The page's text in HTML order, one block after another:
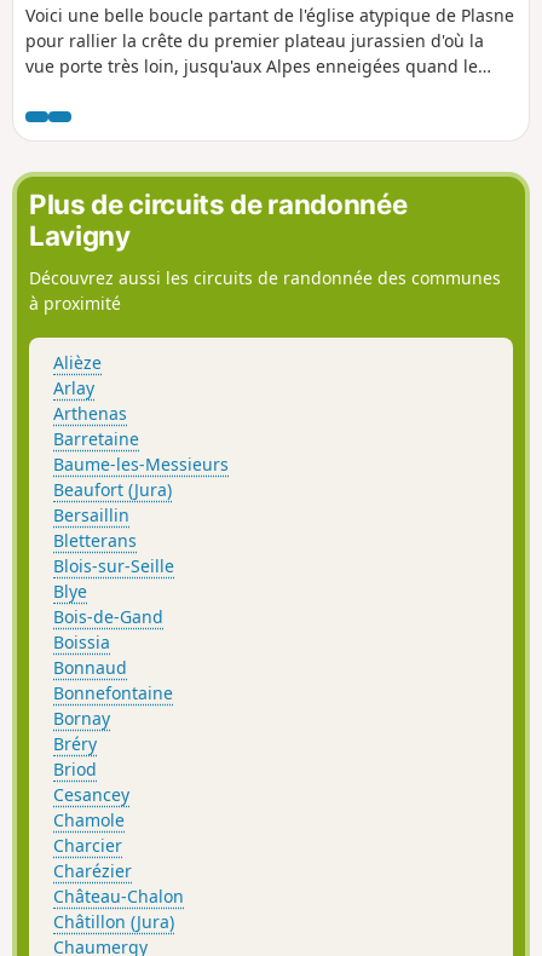
Voici une belle boucle partant de l'église atypique de Plasne
pour rallier la crête du premier plateau jurassien d'où la
vue porte très loin, jusqu'aux Alpes enneigées quand le
à découvrir ici, en marchant tantôt sur des petites routes de
campagnes, tantôt sur des chemins agricoles. Et, si vous
vous levez tôt, que vous savez marcher en silence et sans
faire de bruit, peut-être rencontrerez-vous des chamois.
Cette boucle joue à saute-mouton avec le GR®59 -
"Échappée jurassienne"
Plus de circuits de randonnée
Lavigny
Découvrez aussi les circuits de randonnée des communes
à proximité
Alièze
Arlay
Arthenas
Barretaine
Baume-les-Messieurs
Beaufort (Jura)
Bersaillin
Bletterans
Blois-sur-Seille
Blye
Bois-de-Gand
Boissia
Bonnaud
Bonnefontaine
Bornay
Bréry
Briod
Cesancey
Chamole
Charcier
Charézier
Château-Chalon
Châtillon (Jura)
Chaumergy